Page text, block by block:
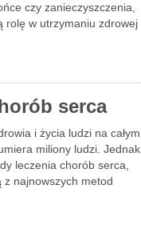
czy zanieczyszczenia,
rolę w utrzymaniu zdrowej
serca
i życia ludzi na całym
miliony ludzi. Jednak
leczenia chorób serca,
najnowszych metod